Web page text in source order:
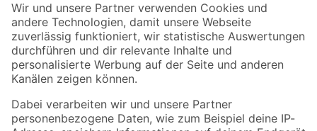
Der toom Newsletter: Keine Angebote und Aktionen mehr verpassen!
Zur Newsletter Anmeldung
Folge uns